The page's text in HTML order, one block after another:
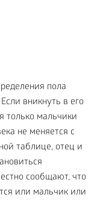
пола
вникнуть в его
только мальчики
не меняется с
таблице, отец и
сообщают, что
или мальчик или